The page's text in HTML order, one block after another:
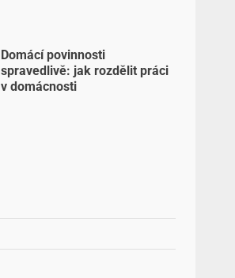
Domácí povinnosti
spravedlivě: jak rozdělit práci
v domácnosti